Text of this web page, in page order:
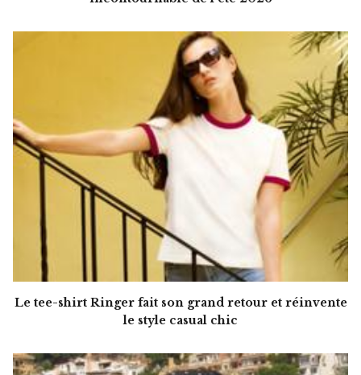
Le tee-shirt Ringer fait son grand retour et réinvente
le style casual chic